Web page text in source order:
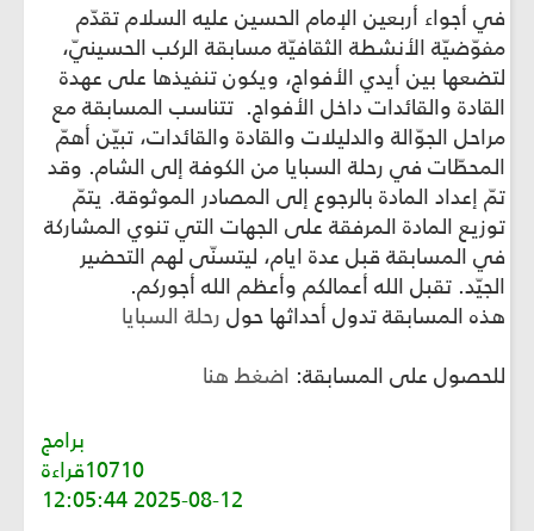
في أجواء أربعين الإمام الحسين عليه السلام تقدّم
مفوّضيّة الأنشطة الثقافيّة مسابقة الركب الحسينيّ،
لتضعها بين أيدي الأفواج، ويكون تنفيذها على عهدة
القادة والقائدات داخل الأفواج. تتناسب المسابقة مع
مراحل الجوّالة والدليلات والقادة والقائدات، تبيّن أهمّ
المحطّات في رحلة السبايا من الكوفة إلى الشام. وقد
تمّ إعداد المادة بالرجوع إلى المصادر الموثوقة. يتمّ
توزيع المادة المرفقة على الجهات التي تنوي المشاركة
في المسابقة قبل عدة ايام، ليتسنّى لهم التحضير
الجيّد. تقبل الله أعمالكم وأعظم الله أجوركم.
هذه المسابقة تدول أحداثها حول رحلة السبايا
للحصول على المسابقة: اضغط هنا
برامج
10710قراءة
2025-08-12 12:05:44